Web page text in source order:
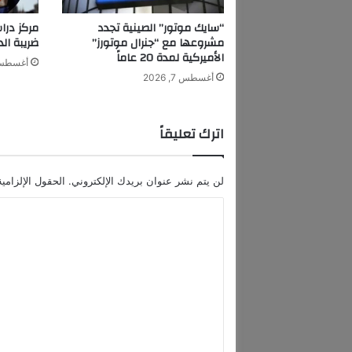
«
غ
ذ
ة
»
ا
ل
“سايك موتور” الصينية تجدد
مشروعها مع “جنرال موتورز”
الأميركية لمدة 20 عاماً
أغسطس 7, 2026
مركز
ضريبة
أغسطس 7,
اترك تعليقاً
لن يتم نشر عنوان بريدك الإلكتروني. الحقول